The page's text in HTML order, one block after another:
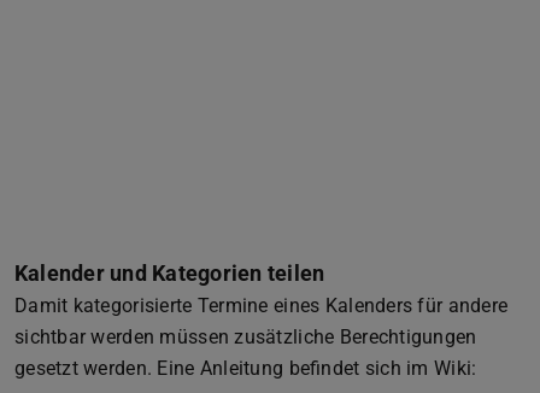
Kalender und Kategorien teilen
Damit kategorisierte Termine eines Kalenders für andere
sichtbar werden müssen zusätzliche Berechtigungen
gesetzt werden. Eine Anleitung befindet sich im Wiki: